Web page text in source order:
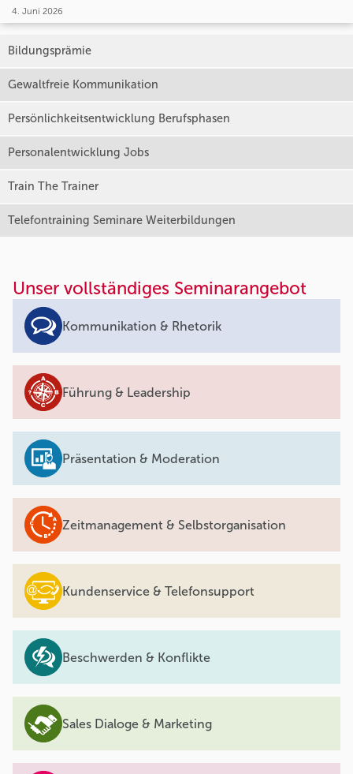
4. Juni 2026
Bildungsprämie
Gewaltfreie Kommunikation
Persönlichkeitsentwicklung Berufsphasen
Personalentwicklung Jobs
Train The Trainer
Telefontraining Seminare Weiterbildungen
Unser vollständiges Seminarangebot
Kommunikation & Rhetorik
Führung & Leadership
Präsentation & Moderation
Zeitmanagement & Selbstorganisation
Kundenservice & Telefonsupport
Beschwerden & Konflikte
Sales Dialoge & Marketing